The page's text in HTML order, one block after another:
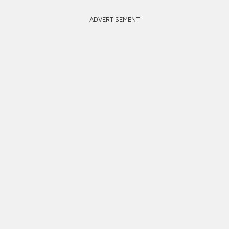
ADVERTISEMENT